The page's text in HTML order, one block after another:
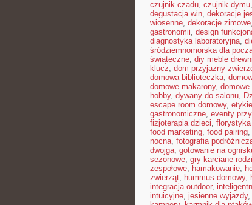
czujnik czadu, czujnik dymu,
degustacja win, dekoracje
wiosenne, dekoracje zimowe,
gastronomii, design
diagnostyka laboratoryjna,
śródziemnomorska dla
świąteczne, diy meble
klucz, dom przyjazny
domowa biblioteczka,
domowe makarony, domowe
hobby, dywany do salonu,
escape room domowy,
gastronomiczne, eventy
fizjoterapia dzieci, florystyka
food marketing, food pairing,
nocna, fotografia
dwojga, gotowanie na
sezonowe, gry karciane
zespołowe, hamakowanie,
zwierząt, hummus domowy,
integracja outdoor,
intuicyjne, jesienne wyjazdy,